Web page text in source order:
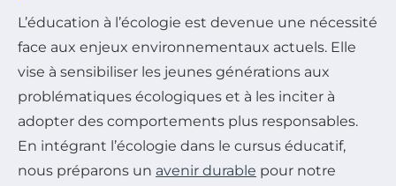
L’éducation à l’écologie est devenue une nécessité
face aux enjeux environnementaux actuels. Elle
vise à sensibiliser les jeunes générations aux
problématiques écologiques et à les inciter à
adopter des comportements plus responsables.
En intégrant l’écologie dans le cursus éducatif,
nous préparons un avenir durable pour notre